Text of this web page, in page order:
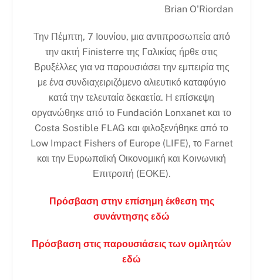
Brian O'Riordan
Την Πέμπτη, 7 Ιουνίου, μια αντιπροσωπεία από
την ακτή Finisterre της Γαλικίας ήρθε στις
Βρυξέλλες για να παρουσιάσει την εμπειρία της
με ένα συνδιαχειριζόμενο αλιευτικό καταφύγιο
κατά την τελευταία δεκαετία. Η επίσκεψη
οργανώθηκε από το Fundación Lonxanet και το
Costa Sostible FLAG και φιλοξενήθηκε από το
Low Impact Fishers of Europe (LIFE), το Farnet
και την Ευρωπαϊκή Οικονομική και Κοινωνική
Επιτροπή (ΕΟΚΕ).
Πρόσβαση στην επίσημη έκθεση της
συνάντησης εδώ
Πρόσβαση στις παρουσιάσεις των ομιλητών
εδώ